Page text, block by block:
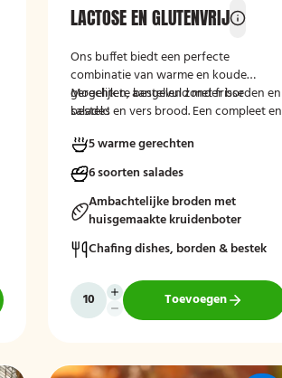
LACTOSE EN GLUTENVRIJ
Ons buffet biedt een perfecte
combinatie van warme en koude
gerechten, aangevuld met frisse
salades en vers brood. Een compleet en
Mogelijk te bestellen zonder borden en
bestek!
5 warme gerechten
6 soorten salades
Ambachtelijke broden met
huisgemaakte kruidenboter
Chafing dishes, borden & bestek
Toevoegen